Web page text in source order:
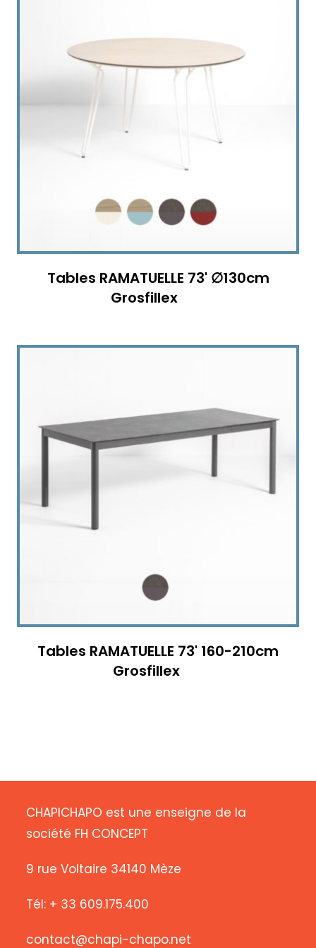
Tables RAMATUELLE 73' ∅130cm
Grosfillex
Tables RAMATUELLE 73' 160-210cm
Grosfillex
CHAPICHAPO est une enseigne de la
société FH CONCEPT
9 rue Voltaire 34140 Mèze
Tél: + 33 609.175.400
contact@chapi-chapo.net